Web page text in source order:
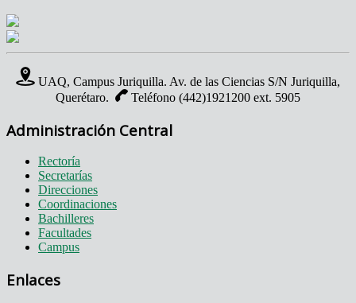
UAQ, Campus Juriquilla. Av. de las Ciencias S/N Juriquilla,
Querétaro.
Teléfono (442)1921200 ext. 5905
Administración Central
Rectoría
Secretarías
Direcciones
Coordinaciones
Bachilleres
Facultades
Campus
Enlaces